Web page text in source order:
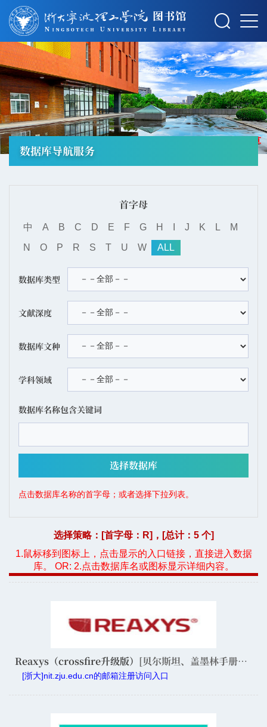
摄影：秋草
数据库导航服务
首字母
中 A B C D E F G H J K L
M
N
O P R S T U W ALL
数据库类型
文献深度
数据库文种
学科领域
数据库名称包含关键词
点击数据库名称的首字母；或者选择下拉列表。
选择策略：[首字母： R]，[总计：5 个]
1.鼠标移到图标上，点击显示的入口链接，直接进入数据
库。 OR: 2.点击数据库名或图标显示详细内容。
Reaxys（crossfire升级版） [贝尔斯坦、盖墨林手册、化学专利数据库]
[浙大]nit.zju.edu.cn的邮箱注册访问入口